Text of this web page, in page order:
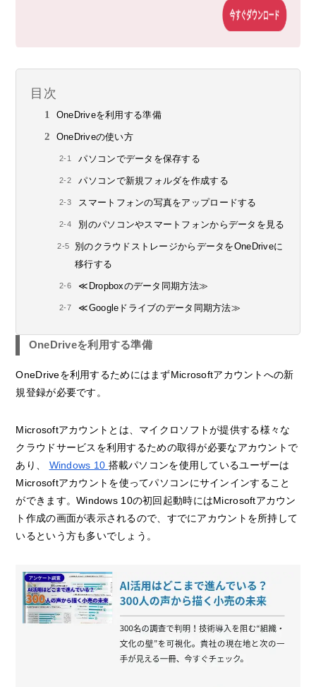
目次
OneDriveを利用する準備
OneDriveの使い方
パソコンでデータを保存する
パソコンで新規フォルダを作成する
スマートフォンの写真をアップロードする
別のパソコンやスマートフォンからデータを見る
別のクラウドストレージからデータをOneDriveに
移行する
≪Dropboxのデータ同期方法≫
≪Googleドライブのデータ同期方法≫
OneDriveを利用する準備
OneDriveを利用するためにはまずMicrosoftアカウントへの新
規登録が必要です。
Microsoftアカウントとは、マイクロソフトが提供する様々な
クラウドサービスを利用するための取得が必要なアカウントで
あり、 Windows 10 搭載パソコンを使用しているユーザーは
Microsoftアカウントを使ってパソコンにサインインすること
ができます。Windows 10の初回起動時にはMicrosoftアカウン
ト作成の画面が表示されるので、すでにアカウントを所持して
いるという方も多いでしょう。